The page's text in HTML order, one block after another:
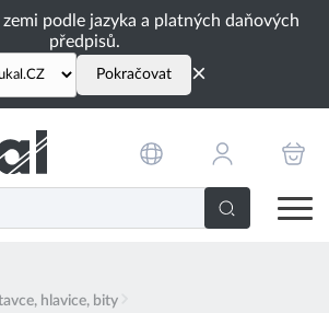
podle jazyka a platných daňových
předpisů.
Pokračovat ×
hlavice, bity